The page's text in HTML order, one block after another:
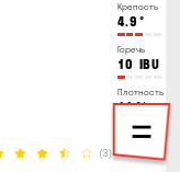
Крепость
4.9 °
Горечь
10 IBU
Плотность
11%
(3)